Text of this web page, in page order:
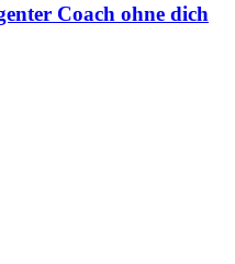
Coach ohne dich